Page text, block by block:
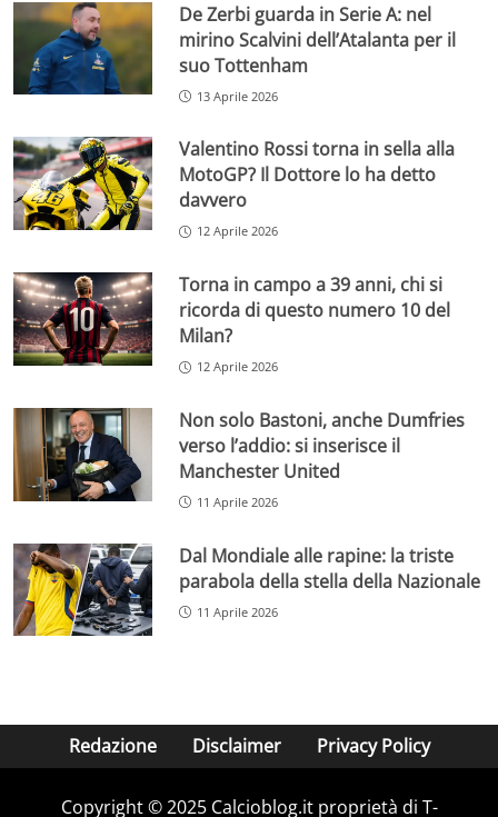
De Zerbi guarda in Serie A: nel
mirino Scalvini dell’Atalanta per il
suo Tottenham
13 Aprile 2026
Valentino Rossi torna in sella alla
MotoGP? Il Dottore lo ha detto
davvero
12 Aprile 2026
Torna in campo a 39 anni, chi si
ricorda di questo numero 10 del
Milan?
12 Aprile 2026
Non solo Bastoni, anche Dumfries
verso l’addio: si inserisce il
Manchester United
11 Aprile 2026
Dal Mondiale alle rapine: la triste
parabola della stella della Nazionale
11 Aprile 2026
Redazione Disclaimer Privacy Policy
Copyright © 2025 Calcioblog.it proprietà di T-